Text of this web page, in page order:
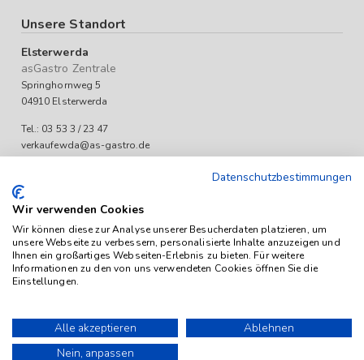
Unsere Standort
Elsterwerda
asGastro Zentrale
Springhornweg 5
04910 Elsterwerda
Tel.: 03 53 3 / 23 47
verkaufewda@as-gastro.de
Mo-Fr 09:00 bis 17:00 Uhr
Das Angebot von as-Gastro richtet sich ausschließlich an
und verstehen sich netto zzgl. geltender gesetzl. USt.
Datenschutzbestimmungen
Wir verwenden Cookies
Wir können diese zur Analyse unserer Besucherdaten platzieren, um
unsere Webseite zu verbessern, personalisierte Inhalte anzuzeigen und
Ihnen ein großartiges Webseiten-Erlebnis zu bieten. Für weitere
Informationen zu den von uns verwendeten Cookies öffnen Sie die
Einstellungen.
Alle akzeptieren
Ablehnen
Nein, anpassen